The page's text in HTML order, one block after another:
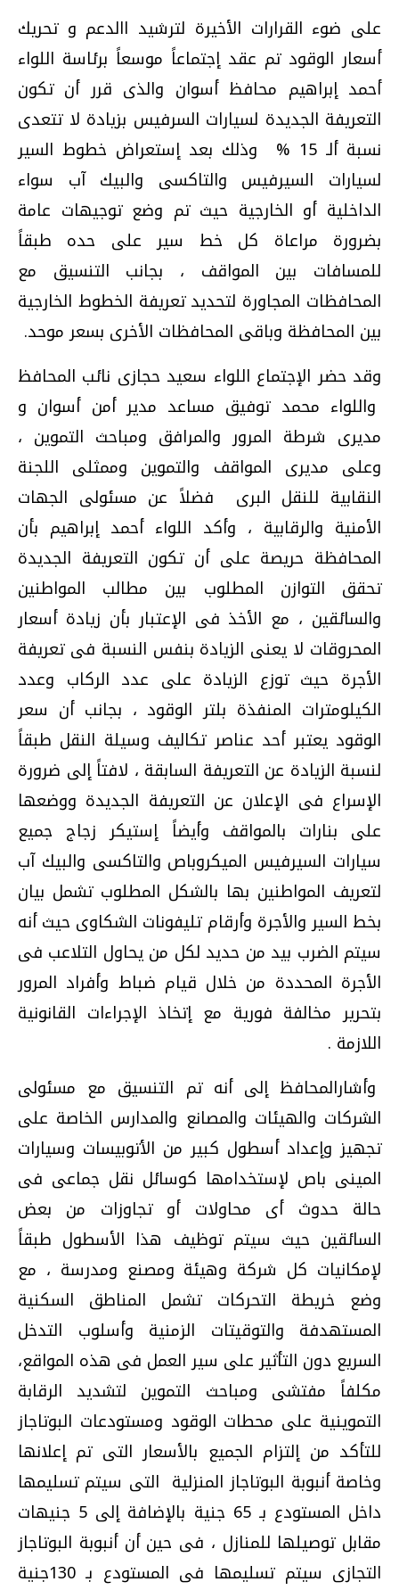
على ضوء القرارات الأخيرة لترشيد االدعم و تحريك
أسعار الوقود تم عقد إجتماعاً موسعاً برئاسة اللواء
أحمد إبراهيم محافظ أسوان والذى قرر أن تكون
التعريفة الجديدة لسيارات السرفيس بزيادة لا تتعدى
نسبة ألـ 15 % وذلك بعد إستعراض خطوط السير
لسيارات السيرفيس والتاكسى والبيك آب سواء
الداخلية أو الخارجية حيث تم وضع توجيهات عامة
بضرورة مراعاة كل خط سير على حده طبقاً
للمسافات بين المواقف ، بجانب التنسيق مع
المحافظات المجاورة لتحديد تعريفة الخطوط الخارجية
بين المحافظة وباقى المحافظات الأخرى بسعر موحد.
وقد حضر الإجتماع اللواء سعيد حجازى نائب المحافظ
واللواء محمد توفيق مساعد مدير أمن أسوان و
مديرى شرطة المرور والمرافق ومباحث التموين ،
وعلى مديرى المواقف والتموين وممثلى اللجنة
النقابية للنقل البرى فضلاً عن مسئولى الجهات
الأمنية والرقابية ، وأكد اللواء أحمد إبراهيم بأن
المحافظة حريصة على أن تكون التعريفة الجديدة
تحقق التوازن المطلوب بين مطالب المواطنين
والسائقين ، مع الأخذ فى الإعتبار بأن زيادة أسعار
المحروقات لا يعنى الزيادة بنفس النسبة فى تعريفة
الأجرة حيث توزع الزيادة على عدد الركاب وعدد
الكيلومترات المنفذة بلتر الوقود ، بجانب أن سعر
الوقود يعتبر أحد عناصر تكاليف وسيلة النقل طبقاً
لنسبة الزيادة عن التعريفة السابقة ، لافتاً إلى ضرورة
الإسراع فى الإعلان عن التعريفة الجديدة ووضعها
على بنارات بالمواقف وأيضاً إستيكر زجاج جميع
سيارات السيرفيس الميكروباص والتاكسى والبيك آب
لتعريف المواطنين بها بالشكل المطلوب تشمل بيان
بخط السير والأجرة وأرقام تليفونات الشكاوى حيث أنه
سيتم الضرب بيد من حديد لكل من يحاول التلاعب فى
الأجرة المحددة من خلال قيام ضباط وأفراد المرور
بتحرير مخالفة فورية مع إتخاذ الإجراءات القانونية
اللازمة .
وأشارالمحافظ إلى أنه تم التنسيق مع مسئولى
الشركات والهيئات والمصانع والمدارس الخاصة على
تجهيز وإعداد أسطول كبير من الأتوبيسات وسيارات
المينى باص لإستخدامها كوسائل نقل جماعى فى
حالة حدوث أى محاولات أو تجاوزات من بعض
السائقين حيث سيتم توظيف هذا الأسطول طبقاً
لإمكانيات كل شركة وهيئة ومصنع ومدرسة ، مع
وضع خريطة التحركات تشمل المناطق السكنية
المستهدفة والتوقيتات الزمنية وأسلوب التدخل
السريع دون التأثير على سير العمل فى هذه المواقع،
مكلفاً مفتشى ومباحث التموين لتشديد الرقابة
التموينية على محطات الوقود ومستودعات البوتاجاز
للتأكد من إلتزام الجميع بالأسعار التى تم إعلانها
وخاصة أنبوبة البوتاجاز المنزلية التى سيتم تسليمها
داخل المستودع بـ 65 جنية بالإضافة إلى 5 جنيهات
مقابل توصيلها للمنازل ، فى حين أن أنبوبة البوتاجاز
التجازى سيتم تسليمها فى المستودع بـ 130جنية